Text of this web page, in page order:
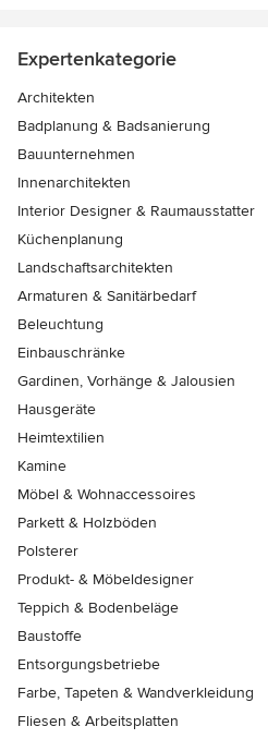
Expertenkategorie
Architekten
Badplanung & Badsanierung
Bauunternehmen
Innenarchitekten
Interior Designer & Raumausstatter
Küchenplanung
Landschaftsarchitekten
Armaturen & Sanitärbedarf
Beleuchtung
Einbauschränke
Gardinen, Vorhänge & Jalousien
Hausgeräte
Heimtextilien
Kamine
Möbel & Wohnaccessoires
Parkett & Holzböden
Polsterer
Produkt- & Möbeldesigner
Teppich & Bodenbeläge
Baustoffe
Entsorgungsbetriebe
Farbe, Tapeten & Wandverkleidung
Fliesen & Arbeitsplatten